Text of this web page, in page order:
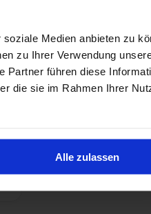
Medien anbieten zu
zu Ihrer Verwendung
Partner führen diese
die sie im Rahmen Ihrer
Alle zulassen